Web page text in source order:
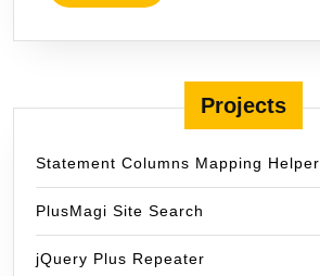
MORE
Projects
Statement Columns Mapping Helper
PlusMagi Site Search
jQuery Plus Repeater